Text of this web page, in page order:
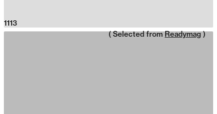
1113
( Selected from Readymag )